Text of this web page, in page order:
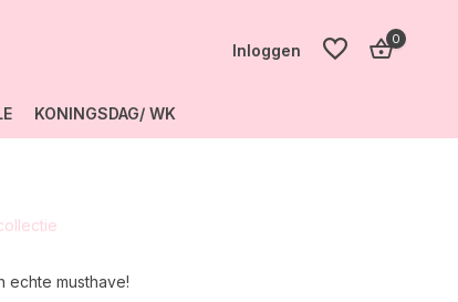
Inloggen
0
KONINGSDAG/ WK
echte musthave!